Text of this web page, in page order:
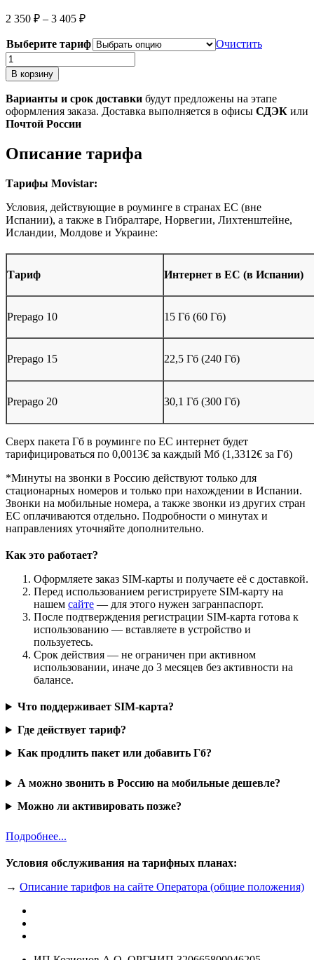
2 350 ₽ – 3 405 ₽Диапазон
2
350 ₽
–
405 ₽
Выберите тариф
Очистить
Количество
товара
Orange
Prepago
(Оранж
Препаго)
Mundo
(Мундо)
В корзину
Варианты и срок доставки будут предложены на этапе
оформления заказа. Доставка выполняется в офисы СДЭК или
Почтой России
Описание тарифа
Тарифы Movistar:
Условия, действующие в роуминге в странах ЕС (вне
Испании), а также в Гибралтаре, Норвегии, Лихтенштейне,
Исландии, Молдове и Украине:
Тариф Интернет в ЕС (в Испании)
Prepago 10 15 Гб (60 Гб)
Prepago 15 22,5 Гб (240 Гб)
Prepago 20 30,1 Гб (300 Гб)
Сверх пакета Гб в роуминге по ЕС интернет будет
тарифицироваться по 0,0013€ за каждый Мб (1,3312€ за Гб)
*Минуты на звонки в Россию действуют только для
стационарных номеров и только при нахождении в Испании.
Звонки на мобильные номера, а также звонки из других стран
ЕС оплачиваются отдельно. Подробности о минутах и
направлениях уточняйте дополнительно.
Как это работает?
Оформляете заказ SIM-карты и получаете её с доставкой.
Перед использованием регистрируете SIM-карту на
нашем сайте — для этого нужен загранпаспорт.
После подтверждения регистрации SIM-карта готова к
использованию — вставляете в устройство и
пользуетесь.
Срок действия — не ограничен при активном
использовании, иначе до 3 месяцев без активности на
балансе.
Что поддерживает SIM-карта?
Где действует тариф?
Как продлить пакет или добавить Гб?
А можно звонить в Россию на мобильные дешевле?
Можно ли активировать позже?
Подробнее...
Условия обслуживания на тарифных планах:
→ Описание тарифов на сайте Оператора (общие положения)